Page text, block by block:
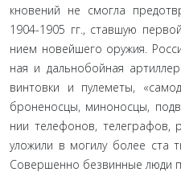
кновений не смогла
1904-1905 гг., ставшую
нием новейшего оружия.
ная и дальнобойная
винтовки и пулеметы,
броненосцы, миноносцы,
нии телефонов, телеграфов,
уложили в могилу более ста
Совершенно безвинные люди